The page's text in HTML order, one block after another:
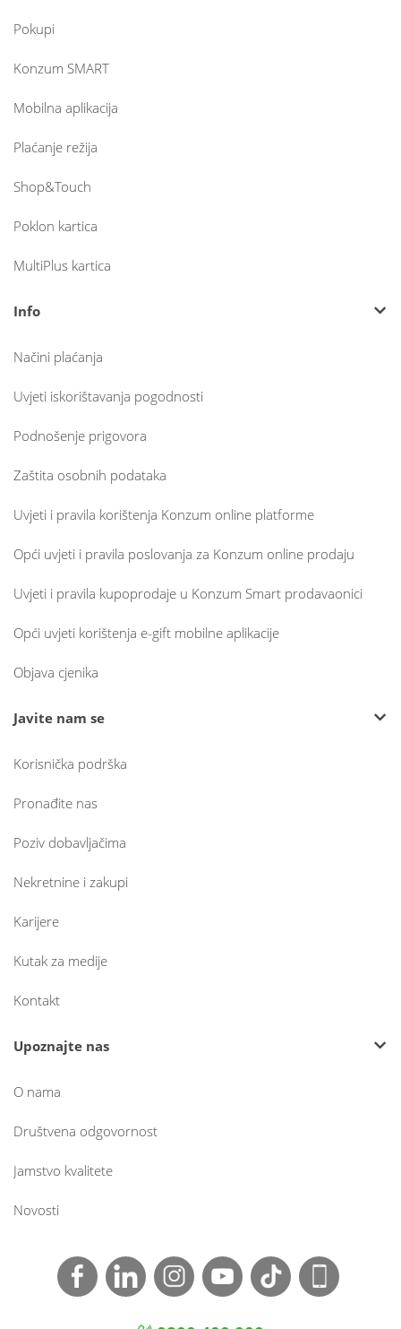
Pokupi
Konzum SMART
Mobilna aplikacija
Plaćanje režija
Shop&Touch
Poklon kartica
MultiPlus kartica
Info
Načini plaćanja
Uvjeti iskorištavanja pogodnosti
Podnošenje prigovora
Zaštita osobnih podataka
Uvjeti i pravila korištenja Konzum online platforme
Opći uvjeti i pravila poslovanja za Konzum online prodaju
Uvjeti i pravila kupoprodaje u Konzum Smart prodavaonici
Opći uvjeti korištenja e-gift mobilne aplikacije
Objava cjenika
Javite nam se
Korisnička podrška
Pronađite nas
Poziv dobavljačima
Nekretnine i zakupi
Karijere
Kutak za medije
Kontakt
Upoznajte nas
O nama
Društvena odgovornost
Jamstvo kvalitete
Novosti